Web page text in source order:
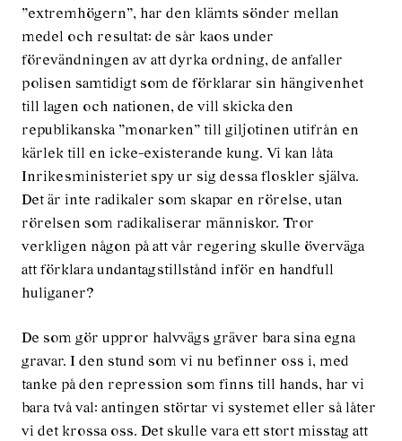
”extremhögern”, har den klämts sönder mellan
medel och resultat: de sår kaos under
förevändningen av att dyrka ordning, de anfaller
polisen samtidigt som de förklarar sin hängivenhet
till lagen och nationen, de vill skicka den
republikanska ”monarken” till giljotinen utifrån en
kärlek till en icke-existerande kung. Vi kan låta
Inrikesministeriet spy ur sig dessa floskler själva.
Det är inte radikaler som skapar en rörelse, utan
rörelsen som radikaliserar människor. Tror
verkligen någon på att vår regering skulle överväga
att förklara undantagstillstånd inför en handfull
huliganer?
De som gör uppror halvvägs gräver bara sina egna
gravar. I den stund som vi nu befinner oss i, med
tanke på den repression som finns till hands, har vi
bara två val: antingen störtar vi systemet eller så låter
vi det krossa oss. Det skulle vara ett stort misstag att